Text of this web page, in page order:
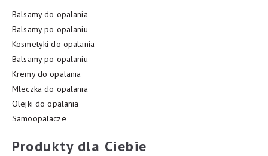
Balsamy do opalania
Balsamy po opalaniu
Kosmetyki do opalania
Balsamy po opalaniu
Kremy do opalania
Mleczka do opalania
Olejki do opalania
Samoopalacze
Produkty dla Ciebie